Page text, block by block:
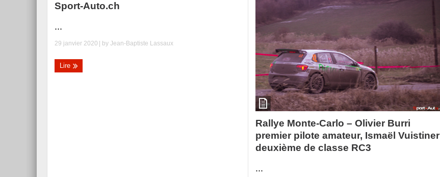
Sport-Auto.ch
...
29 janvier 2020 | by Jean-Baptiste Lassaux
Lire
Rallye Monte-Carlo – Olivier Burri
premier pilote amateur, Ismaël Vuistiner
deuxième de classe RC3
...